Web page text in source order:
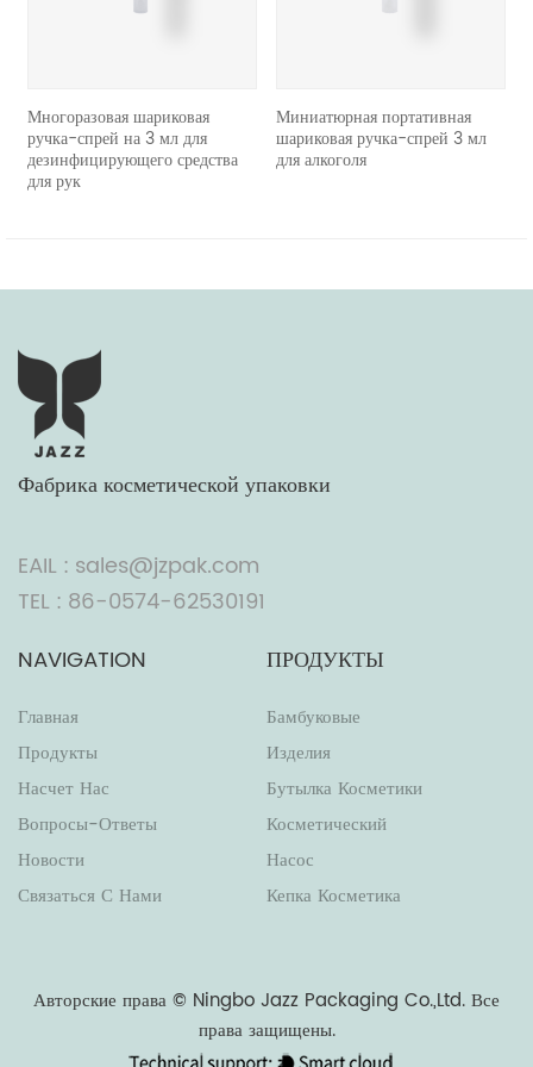
шариковая
спрей на 3 мл для
средства
рук
Миниатюрная портативная
шариковая ручка-спрей 3 мл
для алкоголя
Фабрика косметической упаковки
EAIL : sales@jzpak.com
TEL : 86-0574-62530191
NAVIGATION
Главная
Продукты
Насчет Нас
Вопросы-Ответы
Новости
Связаться С Нами
ПРОДУКТЫ
Бамбуковые
Изделия
Бутылка Косметики
Косметический
Насос
Кепка Косметика
Авторские права © Ningbo Jazz Packaging Co.,Ltd. Все
права защищены.